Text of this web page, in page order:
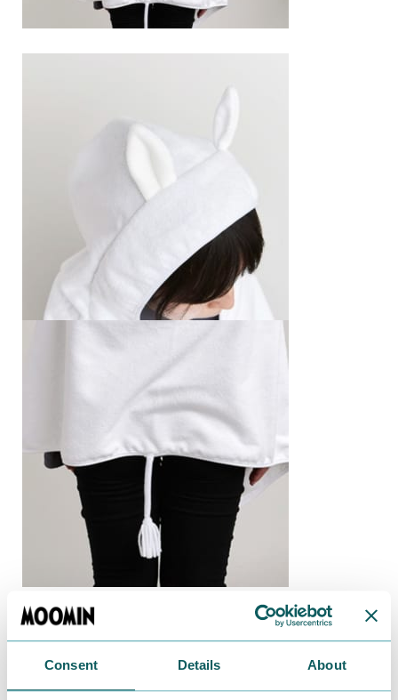
Consent Details About
[素材]マイクロファイバー(ポリエステル100%)、しっ
ぽ部分(フリース)
[サイズ]約H60×W130cm
[生産国]中国